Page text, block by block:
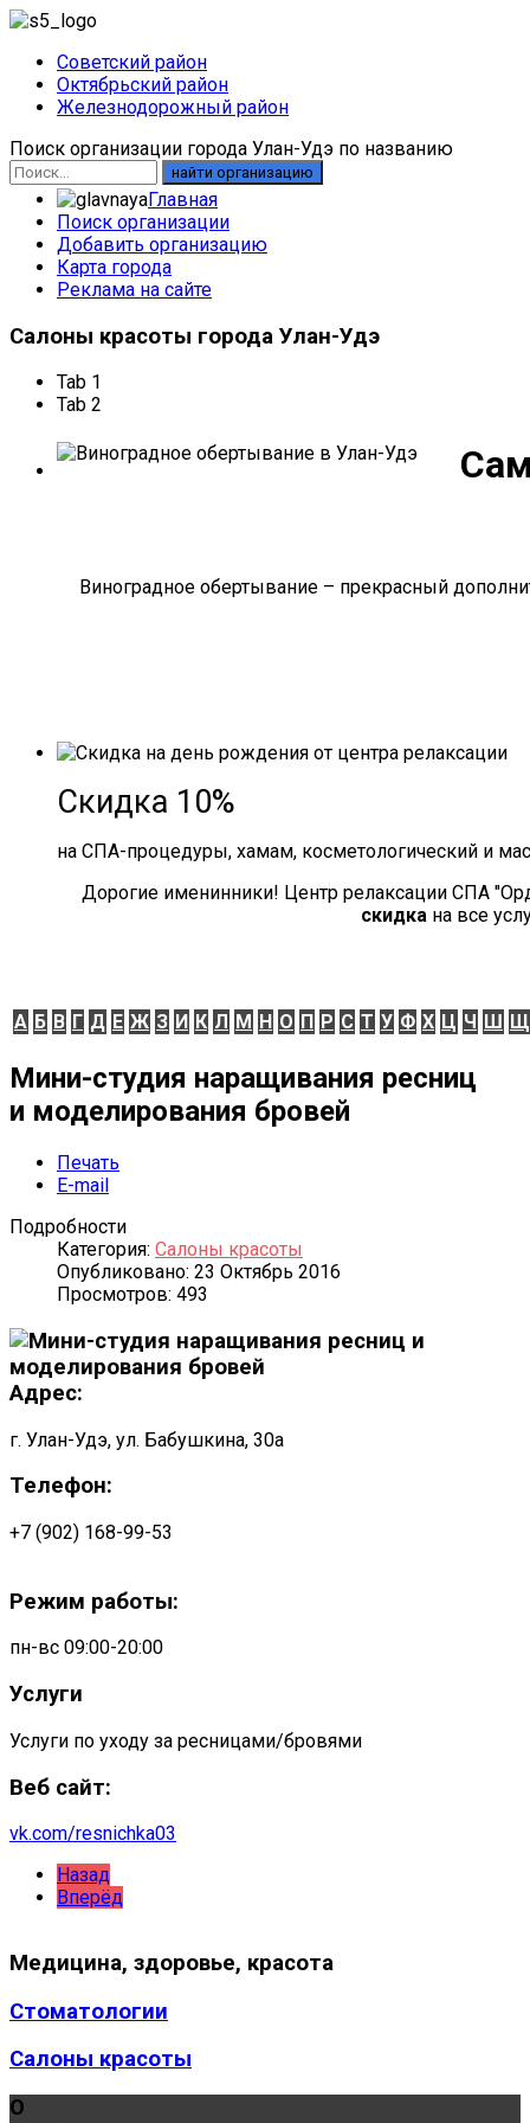
Советский район
Октябрьский район
Железнодорожный район
Поиск организации города Улан-Удэ по названию
найти организацию
Главная
Поиск организации
Добавить организацию
Карта города
Реклама на сайте
Салоны красоты города Улан-Удэ
Tab 1
Tab 2
Виноградное обертывание – прекрасный
Скидка 10%
на СПА-процедуры, хамам, косметологический и
Дорогие именинники! Центр релаксации СПА
скидкана все
А Б В Г Д Е Ж З И К Л М Н О П Р С Т У Ф Х Ц Ч Ш Щ
Мини-студия наращивания ресниц
и моделирования бровей
Печать
E-mail
Подробности
Категория: Салоны красоты
Опубликовано: 23 Октябрь 2016
Просмотров: 493
Адрес:
г. Улан-Удэ, ул. Бабушкина, 30а
Телефон:
+7 (902) 168-99-53
Режим работы:
пн-вс 09:00-20:00
Услуги
Услуги по уходу за ресницами/бровями
Веб сайт:
vk.com/resnichka03
Назад
Вперёд
Медицина, здоровье, красота
Стоматологии
Салоны красоты
О